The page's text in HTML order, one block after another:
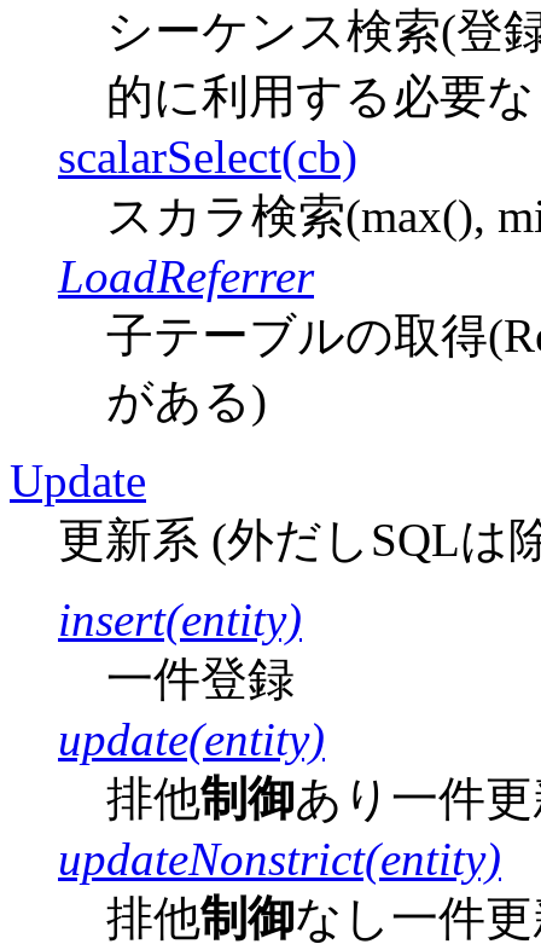
シーケンス検索(登
的に利用する必要
scalarSelect(cb)
スカラ検索(max(),
LoadReferrer
子テーブルの取得
がある)
Update
更新系 (外だしSQLは
insert(entity)
一件登録
update(entity)
排他制御あり一件
updateNonstrict(entity)
排他制御なし一件